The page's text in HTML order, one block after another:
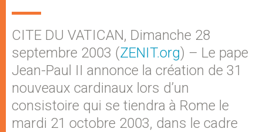
CITE DU VATICAN, Dimanche 28
septembre 2003 (ZENIT.org) – Le pape
Jean-Paul II annonce la création de 31
nouveaux cardinaux lors d’un
consistoire qui se tiendra à Rome le
mardi 21 octobre 2003, dans le cadre